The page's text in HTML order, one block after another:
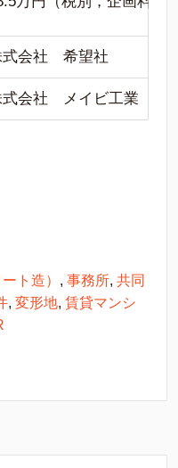
式会社 希望社
式会社 メイビ工業
ト造） , 事務所, 共同
, 変形地, 賃貸マンシ